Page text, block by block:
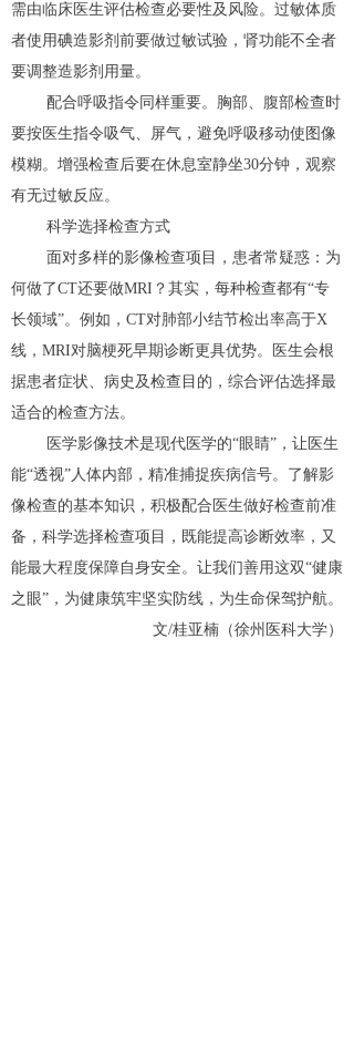
需由临床医生评估检查必要性及风险。过敏体质
者使用碘造影剂前要做过敏试验，肾功能不全者
要调整造影剂用量。
配合呼吸指令同样重要。胸部、腹部检查时
要按医生指令吸气、屏气，避免呼吸移动使图像
模糊。增强检查后要在休息室静坐30分钟，观察
有无过敏反应。
科学选择检查方式
面对多样的影像检查项目，患者常疑惑：为
何做了CT还要做MRI？其实，每种检查都有“专
长领域”。例如，CT对肺部小结节检出率高于X
线，MRI对脑梗死早期诊断更具优势。医生会根
据患者症状、病史及检查目的，综合评估选择最
适合的检查方法。
医学影像技术是现代医学的“眼睛”，让医生
能“透视”人体内部，精准捕捉疾病信号。了解影
像检查的基本知识，积极配合医生做好检查前准
备，科学选择检查项目，既能提高诊断效率，又
能最大程度保障自身安全。让我们善用这双“健康
之眼”，为健康筑牢坚实防线，为生命保驾护航。
文/桂亚楠（徐州医科大学）